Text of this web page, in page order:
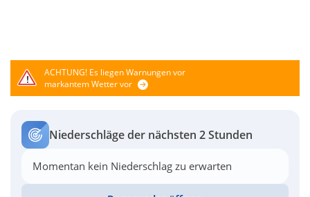
ACHTUNG!Es liegen Warnungen vor
markantem Wetter vor
Niederschläge der nächsten 2 Stunden
Momentan kein Niederschlag zu erwarten